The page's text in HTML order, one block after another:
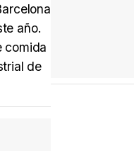
Tráiler en español 'Outcome' (2026)
año.
comida
de